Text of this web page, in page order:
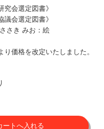
究会選定図書》
議会選定図書》
さき みお：絵
価格を改定いたしました。